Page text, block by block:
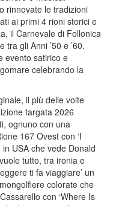
rinnovate le tradizioni
ai primi 4 rioni storici e
il Carnevale di Follonica
gli Anni ’50 e ’60.
evento satirico e
celebrando la
il più delle volte
targata 2026
ognuno con una
167 Ovest con ‘I
USA che vede Donald
tutto, tra ironia e
ti fa viaggiare’ un
colorate che
con ‘Where Is